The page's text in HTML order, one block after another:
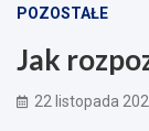
POZOSTAŁE
Jak
22 listopada